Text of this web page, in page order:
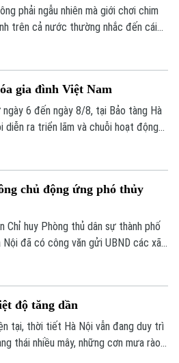
cao hiệu quả xúc tiến, quảng bá
đến.
phải ngẫu nhiên mà giới chơi chim
trên cả nước thường nhắc đến cái
lồng chim ở Việt Nam. Mỗi sản phẩm
chỉ đáp ứng nhu cầu nuôi chim mà
thể hiện trình độ chế tác, sự am hiểu
gia đình Việt Nam
ngày 6 đến ngày 8/8, tại Bảo tàng Hà
diễn ra triển lãm và chuỗi hoạt động
sinh viên ngành Quản trị truyền
Hà Nội thực hiện.
chủ động ứng phó thủy
Chỉ huy Phòng thủ dân sự thành phố
Nội đã có công văn gửi UBND các xã,
hồ chứa thủy điện Hòa Bình.
độ tăng dần
tại, thời tiết Hà Nội vẫn đang duy trì
thái nhiều mây, những cơn mưa rào